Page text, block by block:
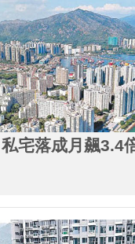
私宅落成月飆3.4